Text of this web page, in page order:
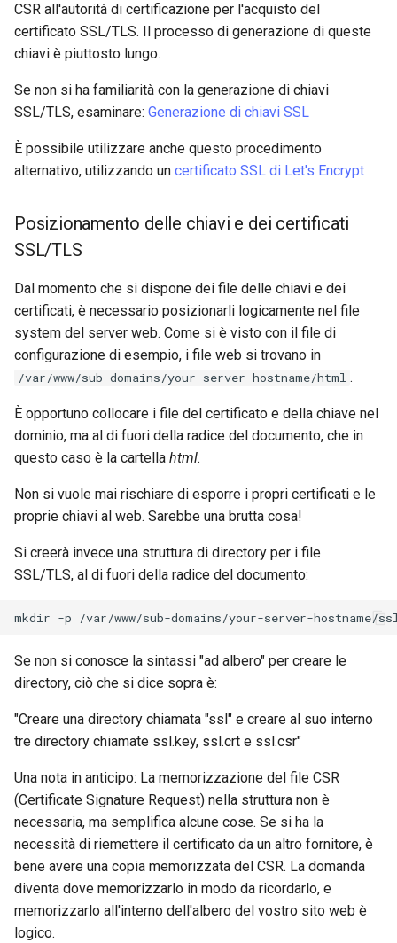
CSR all'autorità di certificazione per l'acquisto del
certificato SSL/TLS. Il processo di generazione di queste
chiavi è piuttosto lungo.
Se non si ha familiarità con la generazione di chiavi
SSL/TLS, esaminare: Generazione di chiavi SSL
È possibile utilizzare anche questo procedimento
alternativo, utilizzando un certificato SSL di Let's Encrypt
Posizionamento delle chiavi e dei certificati
SSL/TLS
Dal momento che si dispone dei file delle chiavi e dei
certificati, è necessario posizionarli logicamente nel file
system del server web. Come si è visto con il file di
configurazione di esempio, i file web si trovano in
/var/www/sub-domains/your-server-hostname/html .
È opportuno collocare i file del certificato e della chiave nel
dominio, ma al di fuori della radice del documento, che in
questo caso è la cartella html.
Non si vuole mai rischiare di esporre i propri certificati e le
proprie chiavi al web. Sarebbe una brutta cosa!
Si creerà invece una struttura di directory per i file
SSL/TLS, al di fuori della radice del documento:
mkdir -p /var/www/sub-domains/your-server-hostname/
Se non si conosce la sintassi "ad albero" per creare le
directory, ciò che si dice sopra è:
"Creare una directory chiamata "ssl" e creare al suo interno
tre directory chiamate ssl.key, ssl.crt e ssl.csr"
Una nota in anticipo: La memorizzazione del file CSR
(Certificate Signature Request) nella struttura non è
necessaria, ma semplifica alcune cose. Se si ha la
necessità di riemettere il certificato da un altro fornitore, è
bene avere una copia memorizzata del CSR. La domanda
diventa dove memorizzarlo in modo da ricordarlo, e
memorizzarlo all'interno dell'albero del vostro sito web è
logico.